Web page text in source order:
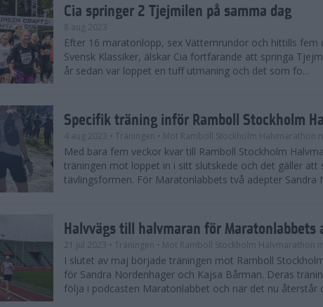
Cia springer 2 Tjejmilen på samma dag
8 aug 2023
Efter 16 maratonlopp, sex Vätternrundor och hittills fem
Svensk Klassiker, älskar Cia fortfarande att springa
år sedan var loppet en tuff utmaning och det som fo...
Specifik träning inför Ramboll Stockholm
4 aug 2023 • Träningen • Mot Ramboll Stockholm Halvmarathon
Med bara fem veckor kvar till Ramboll Stockholm
träningen mot loppet in i sitt slutskede och det gäller att
tävlingsformen. För Maratonlabbets två adepter Sandra
Halvvägs till halvmaran för Maratonlabbets
21 jul 2023 • Träningen • Mot Ramboll Stockholm Halvmarathon
I slutet av maj började träningen mot Ramboll
för Sandra Nordenhager och Kajsa Bårman. Deras
följa i podcasten Maratonlabbet och när det nu återstår